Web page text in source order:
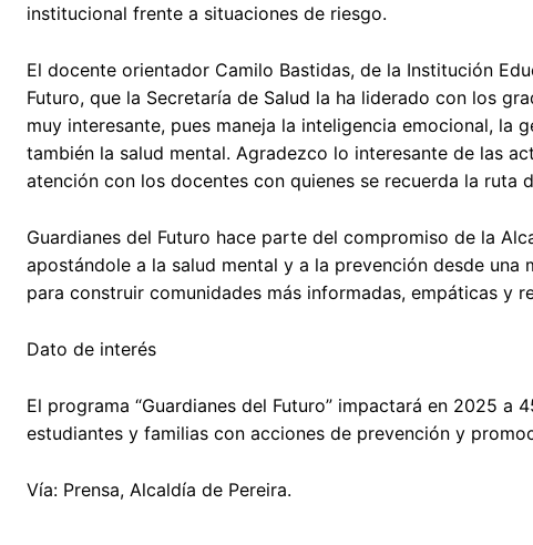
institucional frente a situaciones de riesgo.
El docente orientador Camilo Bastidas, de la Institución
Futuro, que la Secretaría de Salud la ha liderado con los
muy interesante, pues maneja la inteligencia emocional, la
también la salud mental. Agradezco lo interesante de las
atención con los docentes con quienes se recuerda la ruta
Guardianes del Futuro hace parte del compromiso de la
apostándole a la salud mental y a la prevención desde
para construir comunidades más informadas, empáticas y
Dato de interés
El programa “Guardianes del Futuro” impactará en 2025
estudiantes y familias con acciones de prevención y
Vía: Prensa, Alcaldía de Pereira.